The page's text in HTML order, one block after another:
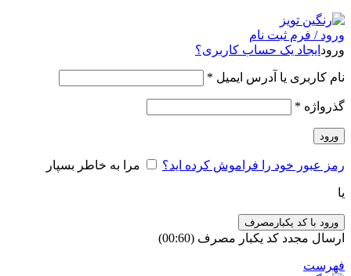
ورود / فرم ثبت نام
ورود ایجاد یک حساب کاربری؟
نام کاربری یا آدرس ایمیل *
گذرواژه *
ورود
رمز عبور خود را فراموش کرده اید؟ مرا به خاطر بسپار
یا
ورود با کد یکبارمصرف
ارسال مجدد کد یکبار مصرف (00:
60
)
فهرست